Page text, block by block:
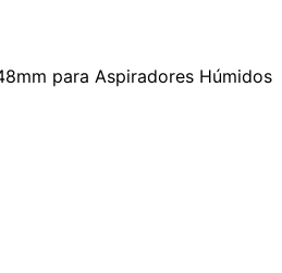
para Aspiradores Húmidos